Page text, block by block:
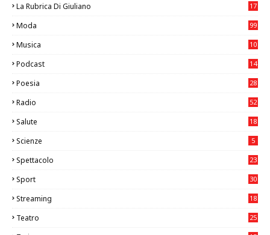
La Rubrica Di Giuliano
17
Moda 99
Musica
10
Podcast 14
Poesia 28
Radio 52
Salute
18
Scienze 5
Spettacolo 23
Sport
30
Streaming 18
Teatro
25